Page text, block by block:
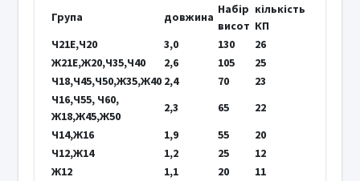
Група довжина
Набір
висот
кількість
КП
Ч21Е,Ч20
3,0 130
26
Ж21Е,Ж20,Ч35,Ч40
2,6 105
25
Ч18,Ч45,Ч50,Ж35,Ж40 2,4 70
23
Ч16,Ч55, Ч60,
Ж18,Ж45,Ж50
2,3 65
22
Ч14,Ж16
1,9 55
20
Ч12,Ж14
1,2 25
12
Ж12
1,1 20
11